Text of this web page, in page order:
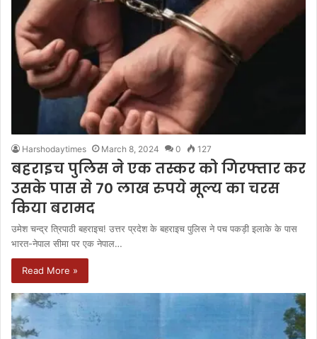
Harshodaytimes March 8, 2024 0 127
बहराइच पुलिस ने एक तस्कर को गिरफ्तार कर
उसके पास से 70 लाख रुपये मूल्य का चरस
किया बरामद
उमेश चन्द्र त्रिपाठी बहराइच! उत्तर प्रदेश के बहराइच पुलिस ने पच पकड़ी इलाके के पास
भारत-नेपाल सीमा पर एक नेपाल…
Read More »